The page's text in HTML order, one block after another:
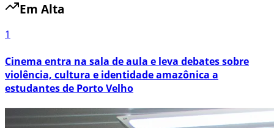
Em Alta
1
Cinema entra na sala de aula e leva debates sobre
violência, cultura e identidade amazônica a
estudantes de Porto Velho